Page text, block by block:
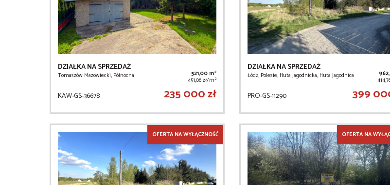
DZIAŁKA NA SPRZEDAŻ
Tomaszów Mazowiecki, Północna 521,00 m2
451,06 zł/m2
KAW-GS-36678 235 000 zł
DZIAŁKA NA SPRZEDAŻ
Łódź, Polesie, Huta Jagodnicka, Huta Jagodnica
PRO-GS-11290 399
OFERTA NA WYŁĄCZNOŚĆ OFERTA NA